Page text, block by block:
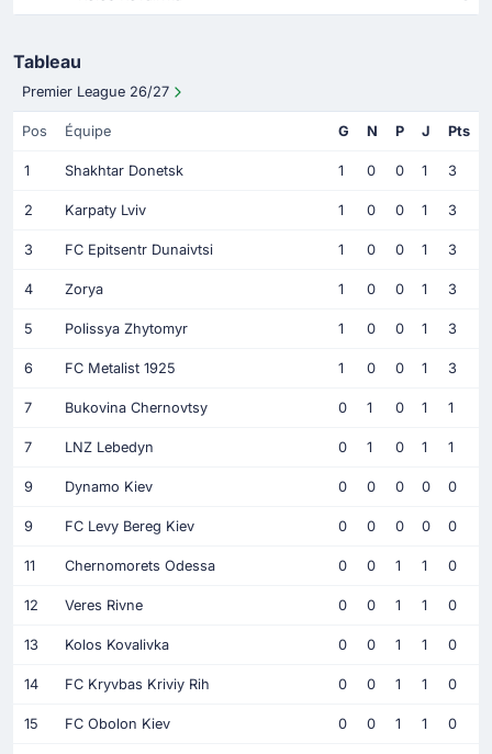
Tableau
Premier League 26/27
Pos Équipe G N P J Pts
1 Shakhtar Donetsk 1 0 0 1 3
2 Karpaty Lviv 1 0 0 1 3
3 FC Epitsentr Dunaivtsi 1 0 0 1 3
4 Zorya 1 0 0 1 3
5 Polissya Zhytomyr 1 0 0 1 3
6 FC Metalist 1925 1 0 0 1 3
7 Bukovina Chernovtsy 0 1 0 1 1
7 LNZ Lebedyn 0 1 0 1 1
9 Dynamo Kiev 0 0 0 0 0
9 FC Levy Bereg Kiev 0 0 0 0 0
11 Chernomorets Odessa 0 0 1 1 0
12 Veres Rivne 0 0 1 1 0
13 Kolos Kovalivka 0 0 1 1 0
14 FC Kryvbas Kriviy Rih 0 0 1 1 0
15 FC Obolon Kiev 0 0 1 1 0